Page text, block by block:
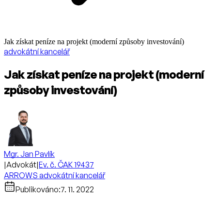
Jak získat peníze na projekt (moderní způsoby investování)
advokátní kancelář
Jak získat peníze na projekt (moderní
způsoby investování)
Mgr. Jan Pavlík
|Advokát|Ev. č. ČAK 19437
ARROWS advokátní kancelář
Publikováno:7. 11. 2022